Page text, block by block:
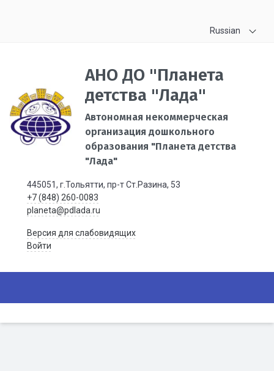
Russian
АНО ДО "Планета
детства "Лада"
Автономная некоммерческая
организация дошкольного
образования "Планета детства
"Лада"
445051, г.Тольятти, пр-т Ст.Разина, 53
+7 (848) 260-0083
planeta@pdlada.ru
Версия для слабовидящих
Войти